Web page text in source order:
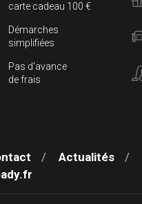
carte cadeau 100 €
Démarches
simplifiées
Pas d'avance
de frais
Actualités